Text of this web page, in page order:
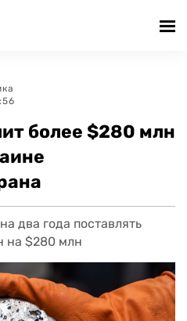
более $280 млн
два года поставлять
на $280 млн